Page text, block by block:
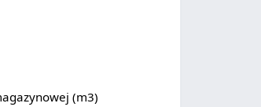
(m3)